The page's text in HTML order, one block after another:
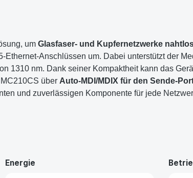
um Glasfaser- und Kupfernetzwerke
Anschlüssen um. Dabei unterstützt der
1310 nm. Dank seiner Kompaktheit kann das
über Auto-MDI/MDIX für den Sende-
und zuverlässigen Komponente für jede
Energie